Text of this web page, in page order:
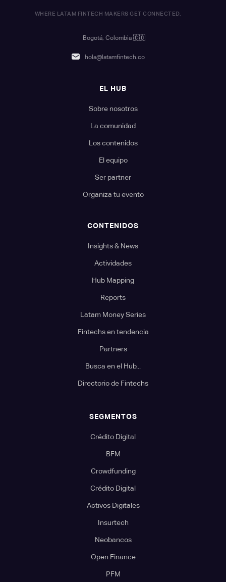
WHERE LATAM FINTECH MAKERS GET CONNECTED.
Bogotá, Colombia 🇨🇴
hola@latamfintech.co
EL HUB
Sobre nosotros
La comunidad
Los contenidos
El equipo
Ser partner
Organiza tu evento
CONTENIDOS
Insights & News
Actividades
Hub Mapping
Reports
Latam Money Series
Fintechs en tendencia
Partners
Busca en el Hub...
Directorio de Fintechs
SEGMENTOS
Crédito Digital
BFM
Crowdfunding
Crédito Digital
Activos Digitales
Insurtech
Neobancos
Open Finance
PFM